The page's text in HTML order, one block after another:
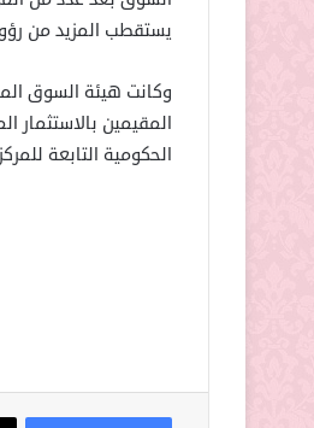
يستقطب المزيد من
المقيمين بالاستثمار
الحكومية التابعة